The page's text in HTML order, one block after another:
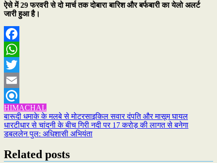
ऐसे में 29 फरवरी से दो मार्च तक दोबारा बारिश और बर्फबारी का येलो अलर्ट
जारी हुआ है।
Facebook
WhatsApp
Twitter
Email
Refind
HIMACHAL
Post
navigation
बारूदी धमाके के मलबे से मोटरसाइकिल सवार दंपति और मासूम घायल
धारटीधार से चांदनी के बीच गिरी नदी पर 17 करोड़ की लागत से बनेगा
डबललेन पुल: अधिशासी अभियंता
Related posts